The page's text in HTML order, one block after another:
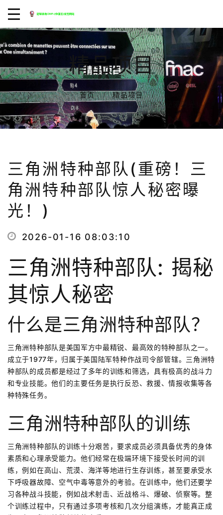
精品项目
首页
精品项目
三角洲特种部队(重磅！三角洲特种部队惊人秘密曝光！)
三角洲特种部队(重磅！三
角洲特种部队惊人秘密曝
光！)
2026-01-16 08:03:10
三角洲特种部队: 揭秘
其惊人秘密
什么是三角洲特种部队？
三角洲特种部队是美国军方中最精锐、最高效的特种部队之一。
成立于1977年，归属于美国陆军特种作战司令部管辖。三角洲特
种部队的成员都是经过了多年的训练和筛选，具有极高的战斗力
和专业技能。他们的主要任务是执行反恐、救援、情报收集等各
种特殊任务。
三角洲特种部队的训练
三角洲特种部队的训练十分艰苦，要求成员必须具备优秀的身体
素质和心理承受能力。他们经常在极端环境下接受长时间的训
练，例如在高山、荒漠、海洋等地进行生存训练，甚至要承受水
下呼吸器故障、空气中毒等意外的考验。在训练中，他们还要学
习各种战斗技能，例如战术射击、近战格斗、爆破、侦察等。整
个训练过程中，只有通过多项考核和几次分组演练，才能真正成